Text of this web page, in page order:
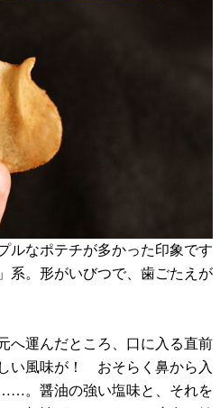
ルなポテチが多かった印象です
系。形がいびつで、歯ごたえが
へ運んだところ、口に入る直前
い風味が！ おそらく鼻から入
。醤油の強い塩味と、それを